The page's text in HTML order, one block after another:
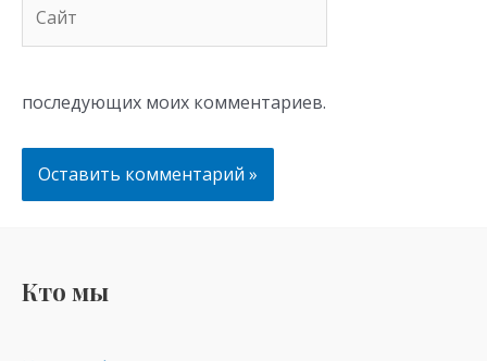
последующих моих комментариев.
Кто мы